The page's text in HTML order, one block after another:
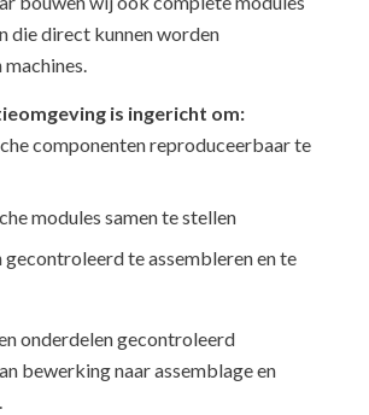
die direct kunnen worden
is ingericht om:
componenten reproduceerbaar te
modules samen te stellen
gecontroleerd te assembleren en te
onderdelen gecontroleerd
bewerking naar assemblage en